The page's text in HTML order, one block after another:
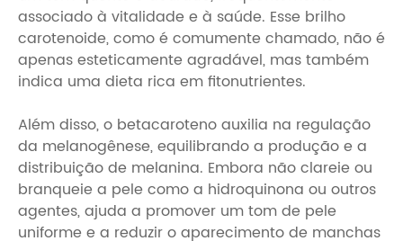
associado à vitalidade e à saúde. Esse brilho
carotenoide, como é comumente chamado, não é
apenas esteticamente agradável, mas também
indica uma dieta rica em fitonutrientes.
Além disso, o betacaroteno auxilia na regulação
da melanogênese, equilibrando a produção e a
distribuição de melanina. Embora não clareie ou
branqueie a pele como a hidroquinona ou outros
agentes, ajuda a promover um tom de pele
uniforme e a reduzir o aparecimento de manchas